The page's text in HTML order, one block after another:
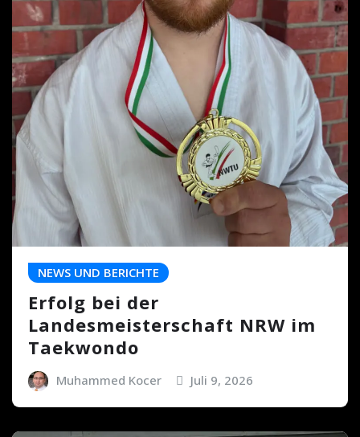
NEWS UND BERICHTE
Erfolg bei der
Landesmeisterschaft NRW im
Taekwondo
Muhammed Kocer Juli 9, 2026